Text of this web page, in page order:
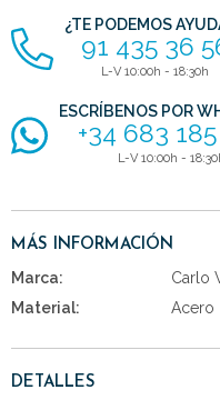
¿TE PODEMOS
91 435 36
L-V 10:00h - 18:30h
ESCRÍBENOS POR
+34 683
L-V 10:00h -
MÁS INFORMACIÓN
Marca:
Carlo
Material:
Acero
DETALLES